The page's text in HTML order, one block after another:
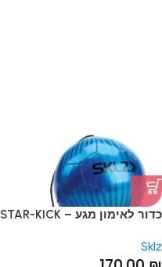
כדור לאימון מגע – STAR-KICK
Sklz